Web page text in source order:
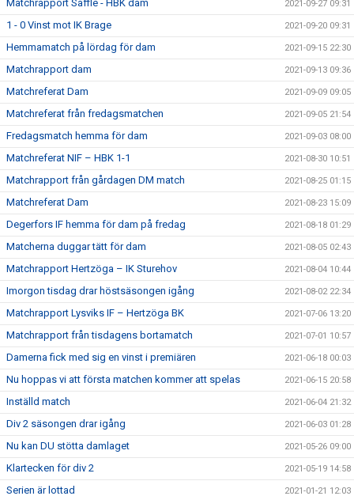
Matchrapport Säffle - HBK dam 2021-09-27 09:31
1 - 0 Vinst mot IK Brage 2021-09-20 09:31
Hemmamatch på lördag för dam 2021-09-15 22:30
Matchrapport dam 2021-09-13 09:36
Matchreferat Dam 2021-09-09 09:05
Matchreferat från fredagsmatchen 2021-09-05 21:54
Fredagsmatch hemma för dam 2021-09-03 08:00
Matchreferat NIF – HBK 1-1 2021-08-30 10:51
Matchrapport från gårdagen DM match 2021-08-25 01:15
Matchreferat Dam 2021-08-23 15:09
Degerfors IF hemma för dam på fredag 2021-08-18 01:29
Matcherna duggar tätt för dam 2021-08-05 02:43
Matchrapport Hertzöga – IK Sturehov 2021-08-04 10:44
Imorgon tisdag drar höstsäsongen igång 2021-08-02 22:34
Matchrapport Lysviks IF – Hertzöga BK 2021-07-06 13:20
Matchrapport från tisdagens bortamatch 2021-07-01 10:57
Damerna fick med sig en vinst i premiären 2021-06-18 00:03
Nu hoppas vi att första matchen kommer att spelas 2021-06-15 20:58
Inställd match 2021-06-04 21:32
Div 2 säsongen drar igång 2021-06-03 01:28
Nu kan DU stötta damlaget 2021-05-26 09:00
Klartecken för div 2 2021-05-19 14:58
Serien är lottad 2021-01-21 12:03